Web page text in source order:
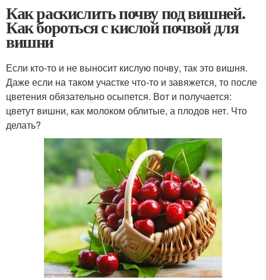
Как раскислить почву под вишней.
Как бороться с кислой почвой для
вишни
Если кто-то и не выносит кислую почву, так это вишня.
Даже если на таком участке что-то и завяжется, то после
цветения обязательно осыпется. Вот и получается:
цветут вишни, как молоком облитые, а плодов нет. Что
делать?